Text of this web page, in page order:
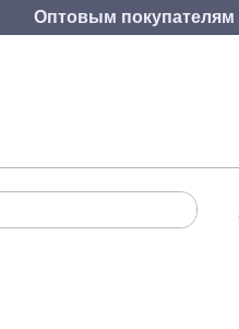
Оптовым покупателям